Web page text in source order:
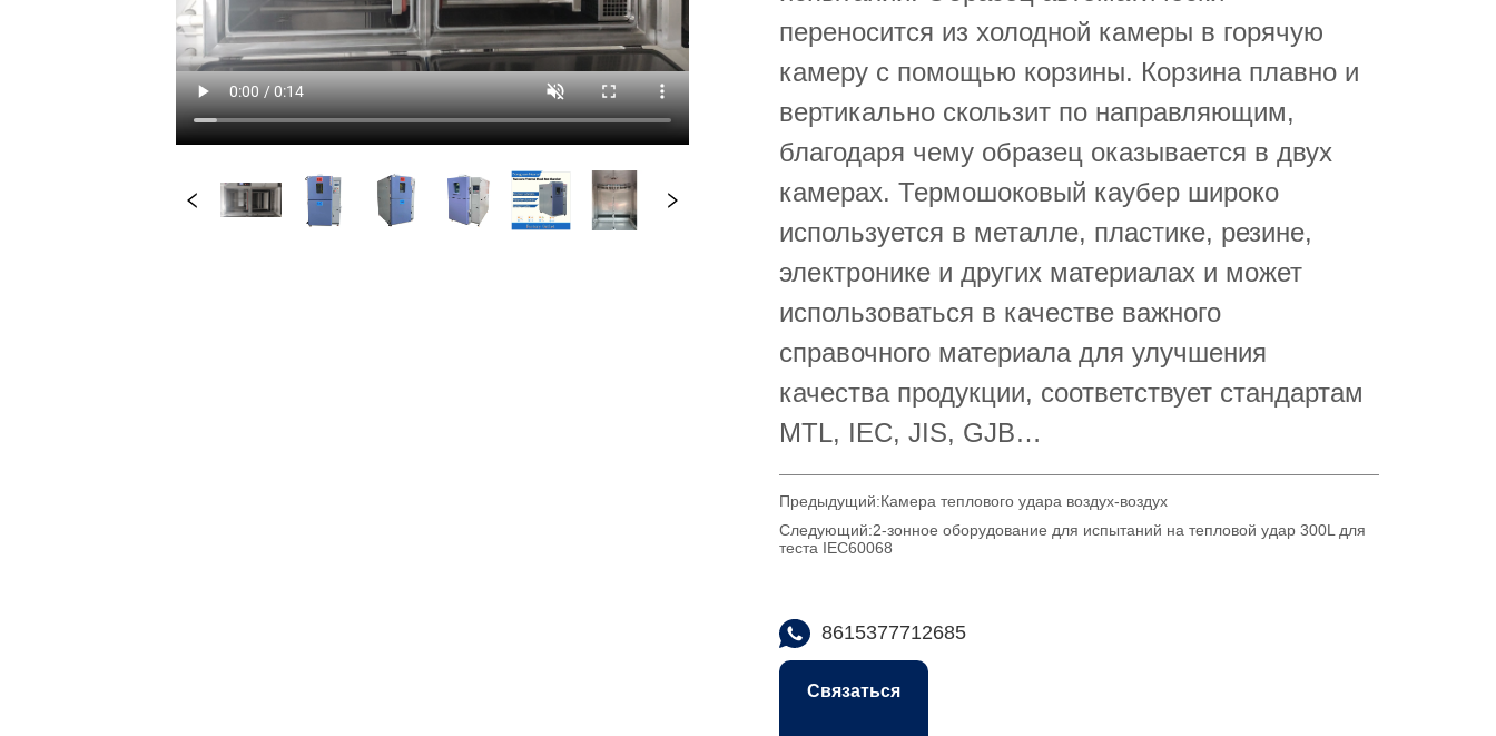
Предыдущий:Камера теплового удара воздух-воздух
Следующий:2-зонное оборудование для испытаний на тепловой удар 300L для
теста IEC60068
8615377712685
Связаться